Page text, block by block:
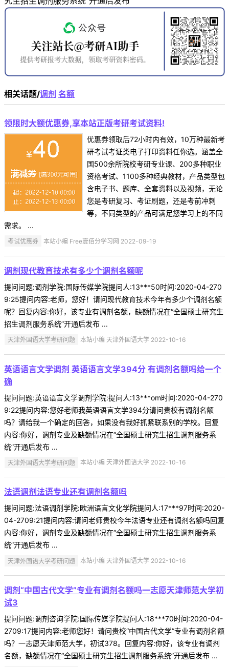
相关话题/调剂 名额
领限时大额优惠券,享本站正版考研考试资料!
优惠券领取后72小时内有效，10万种最新考
研考试考证类电子打印资料任你选。涵盖全
国500余所院校考研专业课、200多种职业
资格考试、1100多种经典教材，产品类型包
含电子书、题库、全套资料以及视频，无论
您是考研复习、考证刷题，还是考前冲刺
等，不同类型的产品可满足您学习上的不同
需求。 ...
考试优惠券 本站小编 Free壹佰分学习网 2022-09-19
调剂现代教育技术有多少个调剂名额呢
提问问题:调剂学院:国际传媒学院提问人:13***50时间:2020-04-270
9:25提问内容:老师，您好！请问现代教育技术今年有多少个调剂名额
呢？回复内容:你好，该专业有调剂名额，缺额情况在“全国硕士研究生
招生调剂服务系统”开通后发布 ...
天津外国语大学考研问题 本站小编 天津外国语大学 2022-10-16
英语语言文学调剂 英语语言文学394分 有调剂名额吗给一个
确
提问问题:英语语言文学调剂学院:提问人:13***om时间:2020-04-270
9:22提问内容:您好老师我英语语言文学394分请问贵校有调剂名额
吗？请给我一个确定的回答，如果没有我好抓紧联系别的学校。回复
内容:你好，调剂专业及缺额情况在“全国硕士研究生招生调剂服务系
统”开通后发布 ...
天津外国语大学考研问题 本站小编 天津外国语大学 2022-10-16
法语调剂法语专业还有调剂名额吗
提问问题:法语调剂学院:欧洲语言文化学院提问人:17***97时间:2020-
04-2709:21提问内容:请问老师贵校今年法语专业还有调剂名额吗回复
内容:你好，调剂专业及缺额情况在“全国硕士研究生招生调剂服务系
统”开通后发布 ...
天津外国语大学考研问题 本站小编 天津外国语大学 2022-10-16
调剂“中国古代文学”专业有调剂名额吗一志愿天津师范大学初
试3
提问问题:调剂咨询学院:国际传媒学院提问人:18***70时间:2020-04-
2709:17提问内容:老师您好！请问贵校“中国古代文学”专业有调剂名额
吗？一志愿天津师范大学，初试378。回复内容:你好，该专业有调剂
名额，缺额情况在“全国硕士研究生招生调剂服务系统”开通后发布 ...